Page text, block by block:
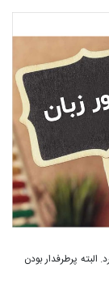
البته پرطرفدار بودن